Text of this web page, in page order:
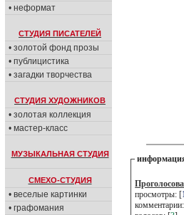
• неформат
СТУДИЯ ПИСАТЕЛЕЙ
• золотой фонд прозы
• публицистика
• загадки творчества
СТУДИЯ ХУДОЖНИКОВ
• золотая коллекция
• мастер-класс
МУЗЫКАЛЬНАЯ СТУДИЯ
СМЕХО-СТУДИЯ
• веселые картинки
• графомания
просмотры: [